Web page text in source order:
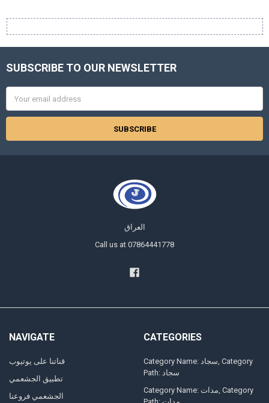
Footer
SUBSCRIBE TO OUR NEWSLETTER
Address
العراق
Call us at 07864441778
NAVIGATE
قناتنا على يوتيوب
تطبيق الجشعمي
الجشعمي فروعنا
CATEGORIES
Category Name: سجاد, Category
Path: سجاد
Category Name: مدات, Category